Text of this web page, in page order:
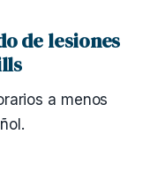
de lesiones
a menos